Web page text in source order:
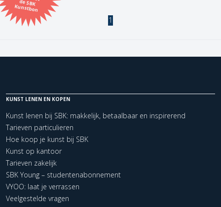
Kunstbon
Kunstenaar
Kerncollectie
1 items. Pagina: 1
1
KUNST LENEN EN KOPEN
Kunst lenen bij SBK: makkelijk, betaalbaar en inspirerend
Tarieven particulieren
Hoe koop je kunst bij SBK
Kunst op kantoor
Tarieven zakelijk
SBK Young – studentenabonnement
VYOO: laat je verrassen
Veelgestelde vragen